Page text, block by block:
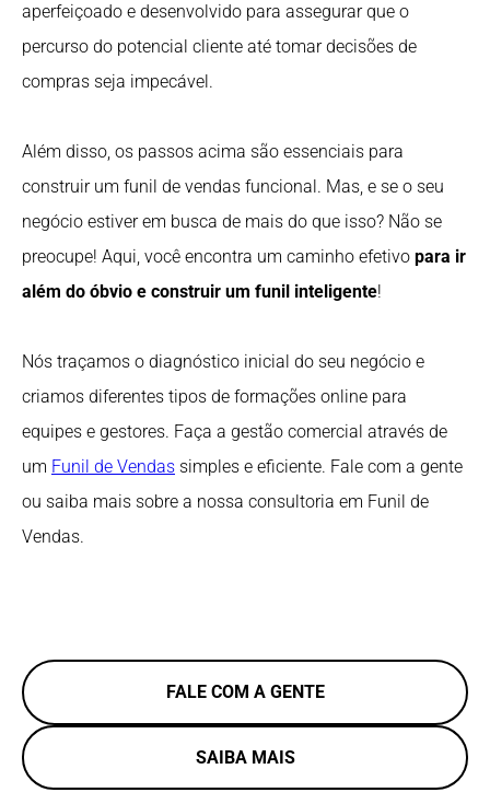
aperfeiçoado e desenvolvido para assegurar que o
percurso do potencial cliente até tomar decisões de
compras seja impecável.
Além disso, os passos acima são essenciais para
construir um funil de vendas funcional. Mas, e se o seu
negócio estiver em busca de mais do que isso? Não se
preocupe! Aqui, você encontra um caminho efetivo para ir
além do óbvio e construir um funil inteligente!
Nós traçamos o diagnóstico inicial do seu negócio e
criamos diferentes tipos de formações online para
equipes e gestores. Faça a gestão comercial através de
um Funil de Vendas simples e eficiente. Fale com a gente
ou saiba mais sobre a nossa consultoria em Funil de
Vendas.
FALE COM A GENTE
SAIBA MAIS